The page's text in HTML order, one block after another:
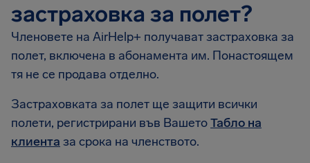
застраховка за полет?
Членовете на AirHelp+ получават застраховка за
полет, включена в абонамента им. Понастоящем
тя не се продава отделно.
Застраховката за полет ще защити всички
полети, регистрирани във ВашетоТабло на
клиента за срока на членството.